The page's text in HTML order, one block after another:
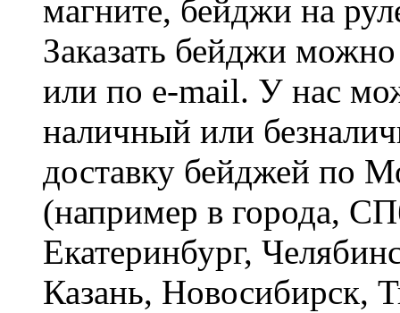
магните, бейджи на
Заказать бейджи
или по e-mail. У нас
наличный или
доставку бейджей по
(например в города,
Екатеринбург,
Казань, Новосибирск,